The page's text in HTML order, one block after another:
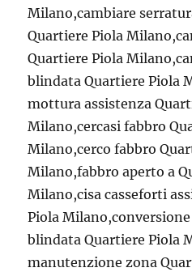
Milano,cambiare
Quartiere Piola
Quartiere Piola
blindata Quartiere Piola
mottura assistenza
Milano,cercasi fabbro
Milano,cerco fabbro
Milano,fabbro aperto a
Milano,cisa casseforti
Piola
blindata Quartiere Piola
manutenzione zona